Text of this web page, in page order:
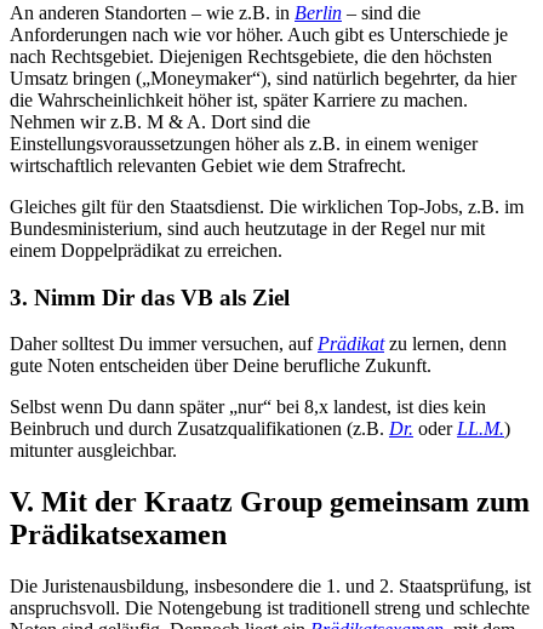
An anderen Standorten – wie z.B. in Berlin – sind die
Anforderungen nach wie vor höher. Auch gibt es Unterschiede je
nach Rechtsgebiet. Diejenigen Rechtsgebiete, die den höchsten
Umsatz bringen („Moneymaker“), sind natürlich begehrter, da hier
die Wahrscheinlichkeit höher ist, später Karriere zu machen.
Nehmen wir z.B. M & A. Dort sind die
Einstellungsvoraussetzungen höher als z.B. in einem weniger
wirtschaftlich relevanten Gebiet wie dem Strafrecht.
Gleiches gilt für den Staatsdienst. Die wirklichen Top-Jobs, z.B. im
Bundesministerium, sind auch heutzutage in der Regel nur mit
einem Doppelprädikat zu erreichen.
3. Nimm Dir das VB als Ziel
Daher solltest Du immer versuchen, auf Prädikatzu lernen, denn
gute Noten entscheiden über Deine berufliche Zukunft.
Selbst wenn Du dann später „nur“ bei 8,x landest, ist dies kein
Beinbruch und durch Zusatzqualifikationen (z.B. Dr. oder LL.M.)
mitunter ausgleichbar.
V. Mit der Kraatz Group gemeinsam zum
Prädikatsexamen
Die Juristenausbildung, insbesondere die 1. und 2. Staatsprüfung, ist
anspruchsvoll. Die Notengebung ist traditionell streng und schlechte